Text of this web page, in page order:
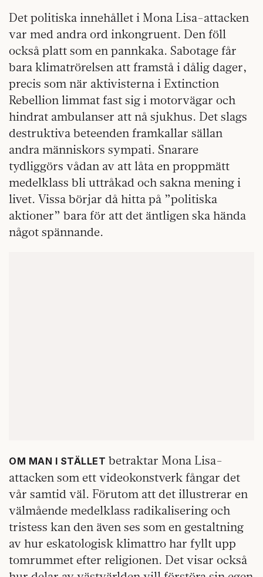
Det politiska innehållet i Mona Lisa-attacken
var med andra ord inkongruent. Den föll
också platt som en pannkaka. Sabotage får
bara klimatrörelsen att framstå i dålig dager,
precis som när aktivisterna i Extinction
Rebellion limmat fast sig i motorvägar och
hindrat ambulanser att nå sjukhus. Det slags
destruktiva beteenden framkallar sällan
andra människors sympati. Snarare
tydliggörs vådan av att låta en proppmätt
medelklass bli uttråkad och sakna mening i
livet. Vissa börjar då hitta på ”politiska
aktioner” bara för att det äntligen ska hända
något spännande.
OM MAN I STÄLLET betraktar Mona Lisa-
attacken som ett videokonstverk fångar det
vår samtid väl. Förutom att det illustrerar en
välmående medelklass radikalisering och
tristess kan den även ses som en gestaltning
av hur eskatologisk klimattro har fyllt upp
tomrummet efter religionen. Det visar också